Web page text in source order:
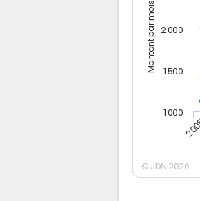
Montant par mois (€)
1 000
1 500
2 000
© JDN 2026